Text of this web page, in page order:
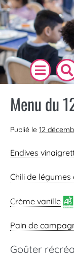
Menu du
Publié le 12
Endives
Chili de
Crème vanille
Pain de
Goûter